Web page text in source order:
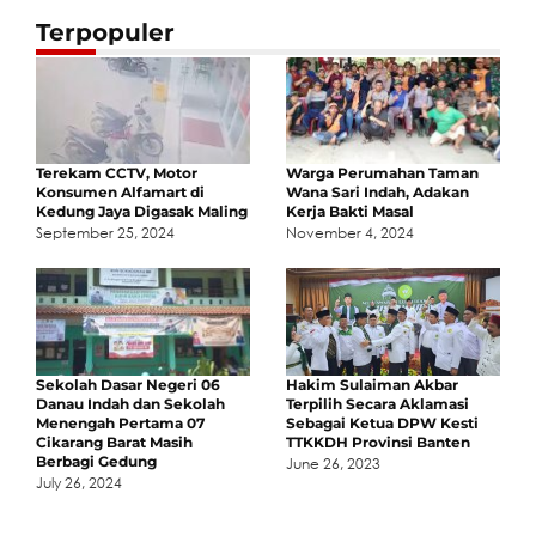
Terpopuler
Terekam CCTV, Motor
Konsumen Alfamart di
Kedung Jaya Digasak Maling
September 25, 2024
Warga Perumahan Taman
Wana Sari Indah, Adakan
Kerja Bakti Masal
November 4, 2024
Sekolah Dasar Negeri 06
Danau Indah dan Sekolah
Menengah Pertama 07
Cikarang Barat Masih
Berbagi Gedung
July 26, 2024
Hakim Sulaiman Akbar
Terpilih Secara Aklamasi
Sebagai Ketua DPW Kesti
TTKKDH Provinsi Banten
June 26, 2023